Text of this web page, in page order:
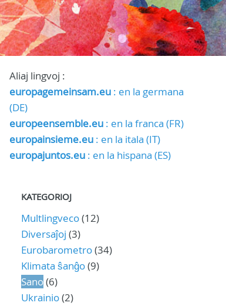
Aliaj lingvoj :
europagemeinsam.eu: en la germana
(DE)
europeensemble.eu: en la franca (FR)
europainsieme.eu: en la itala (IT)
europajuntos.eu: en la hispana (ES)
KATEGORIOJ
Multlingveco(12)
Diversaĵoj (3)
Eurobarometro(34)
Klimata ŝanĝo(9)
Sano(6)
Ukrainio(2)